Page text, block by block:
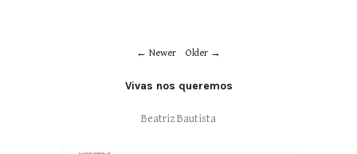
Newer Older
Vivas nos queremos
Beatriz Bautista